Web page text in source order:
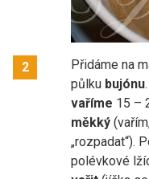
2 Přidáme na
půlku bujónu
vaříme 15 –
měkký
„rozpadat“).
polévkové